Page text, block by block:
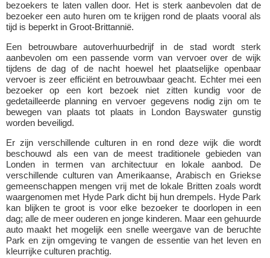
bezoekers te laten vallen door. Het is sterk aanbevolen dat de
bezoeker een auto huren om te krijgen rond de plaats vooral als
tijd is beperkt in Groot-Brittannië.
Een betrouwbare autoverhuurbedrijf in de stad wordt sterk
aanbevolen om een passende vorm van vervoer over de wijk
tijdens de dag of de nacht hoewel het plaatselijke openbaar
vervoer is zeer efficiënt en betrouwbaar geacht. Echter mei een
bezoeker op een kort bezoek niet zitten kundig voor de
gedetailleerde planning en vervoer gegevens nodig zijn om te
bewegen van plaats tot plaats in London Bayswater gunstig
worden beveiligd.
Er zijn verschillende culturen in en rond deze wijk die wordt
beschouwd als een van de meest traditionele gebieden van
Londen in termen van architectuur en lokale aanbod. De
verschillende culturen van Amerikaanse, Arabisch en Griekse
gemeenschappen mengen vrij met de lokale Britten zoals wordt
waargenomen met Hyde Park dicht bij hun drempels. Hyde Park
kan blijken te groot is voor elke bezoeker te doorlopen in een
dag; alle de meer ouderen en jonge kinderen. Maar een gehuurde
auto maakt het mogelijk een snelle weergave van de beruchte
Park en zijn omgeving te vangen de essentie van het leven en
kleurrijke culturen prachtig.